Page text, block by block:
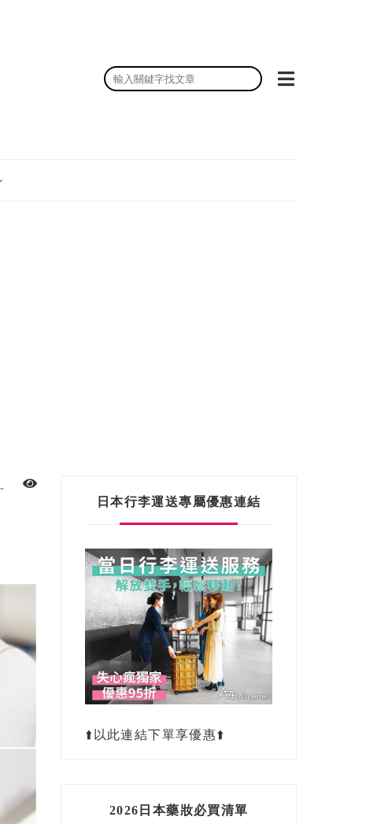
日本行李運送專屬優惠連結
⬆️以此連結下單享優惠⬆️
2026日本藥妝必買清單